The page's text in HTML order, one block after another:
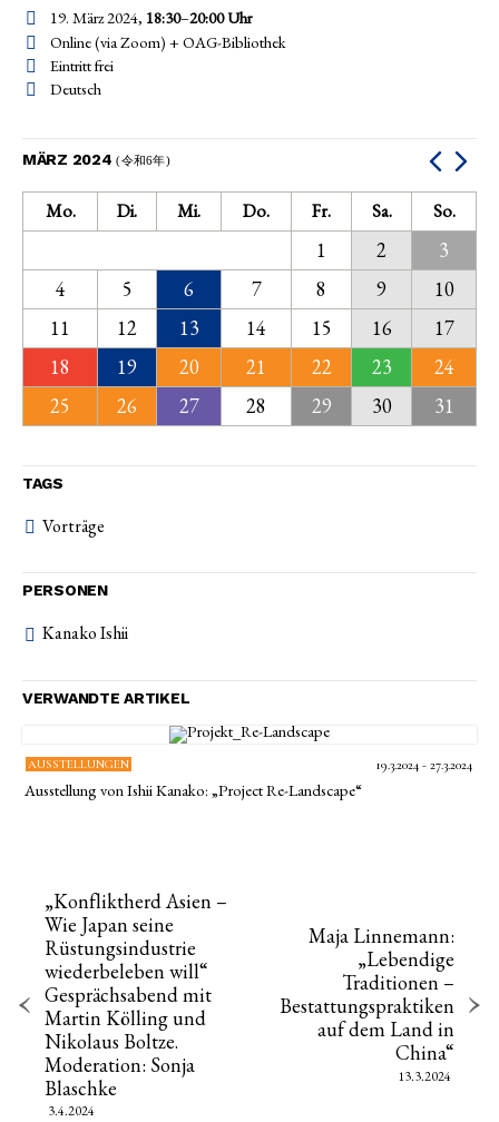
19. März 2024, 18:30–20:00Uhr
Online (via Zoom) + OAG-Bibliothek
Eintritt frei
Deutsch
MÄRZ 2024(令和6年)
Mo. Di. Mi. Do. Fr. Sa. So.
1 2
3
4
5 6 7 8 9
10
11
12 13 14 15 16
17
18
19 20 21 22 23
24
25
26 27 28 29 30 31
TAGS
Vorträge
PERSONEN
Kanako Ishii
VERWANDTE ARTIKEL
AUSSTELLUNGEN 19.3.2024 - 27.3.2024
Ausstellung von Ishii Kanako: „Project Re-Landscape“
„Konfliktherd Asien –
Wie Japan seine
Rüstungsindustrie
wiederbeleben will“
Gesprächsabend mit
Martin Kölling und
Nikolaus Boltze.
Moderation: Sonja
Blaschke
3.4.2024
Maja Linnemann:
„Lebendige
Traditionen –
Bestattungspraktiken
auf dem Land in
China“
13.3.2024